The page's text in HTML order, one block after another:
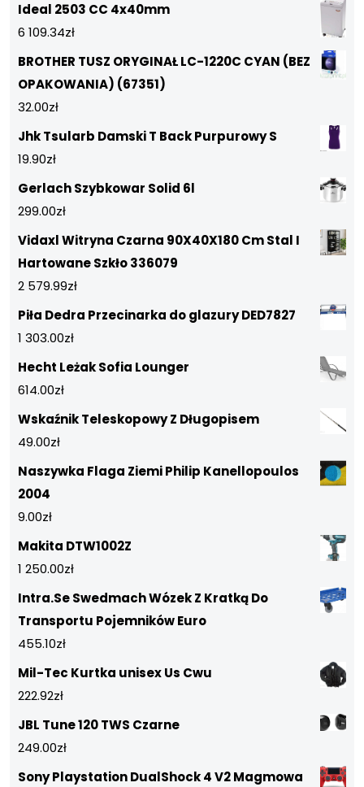
Ideal 2503 CC 4x40mm
6 109.34zł
BROTHER TUSZ ORYGINAŁ LC-1220C CYAN (BEZ
OPAKOWANIA) (67351)
32.00zł
Jhk Tsularb Damski T Back Purpurowy S
19.90zł
Gerlach Szybkowar Solid 6l
299.00zł
Vidaxl Witryna Czarna 90X40X180 Cm Stal I
Hartowane Szkło 336079
2 579.99zł
Piła Dedra Przecinarka do glazury DED7827
1 303.00zł
Hecht Leżak Sofia Lounger
614.00zł
Wskaźnik Teleskopowy Z Długopisem
49.00zł
Naszywka Flaga Ziemi Philip Kanellopoulos
2004
9.00zł
Makita DTW1002Z
1 250.00zł
Intra.Se Swedmach Wózek Z Kratką Do
Transportu Pojemników Euro
455.10zł
Mil-Tec Kurtka unisex Us Cwu
222.92zł
JBL Tune 120 TWS Czarne
249.00zł
Sony Playstation DualShock 4 V2 Magmowa